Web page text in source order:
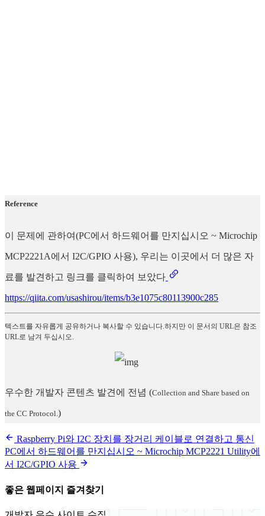
Reference
이 문제에 관하여(PC에서 하드웨어를 만지십시오 ~ Microchip
MCP2221A에서 I2C/GPIO 사용), 우리는 이곳에서 더 많은 자
료를 발견하고 링크를 클릭하여 보았다
https://qiita.com/usashirou/items/b3e1075c80113900c285
텍스트를 자유롭게 공유하거나 복사할 수 있습니다.하지만 이 문서의 URL은 참조
URL로 남겨 두십시오.
우수한 개발자 콘텐츠 발견에 전념 (Collection and Share based on
the CC Protocol.)
Raspberry Pi와 I2C 장치를 장거리 케이블로 연결하고 통신
PC에서 하드웨어를 만지십시오 ~ Microchip MCP2221 Utility에
서 I2C/GPIO 사용
좋은 웹페이지 즐겨찾기